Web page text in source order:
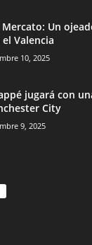
Mercato: Un
Valencia
10, 2025
jugará con
City
9, 2025